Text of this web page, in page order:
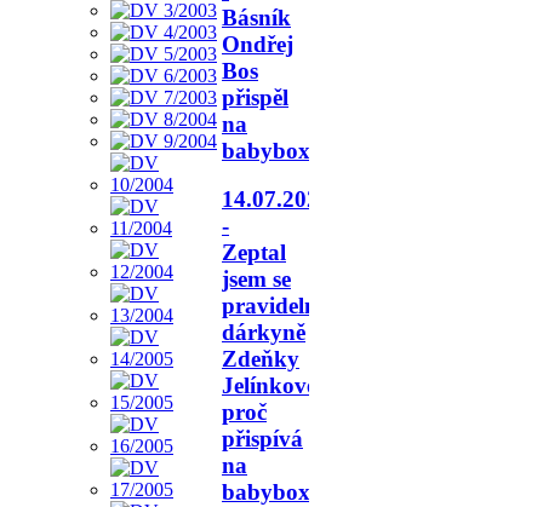
Básník
Ondřej
Bos
přispěl
na
babyboxy.
14.07.2026
-
Zeptal
jsem se
pravidelné
dárkyně
Zdeňky
Jelínkové,
proč
přispívá
na
babybox.